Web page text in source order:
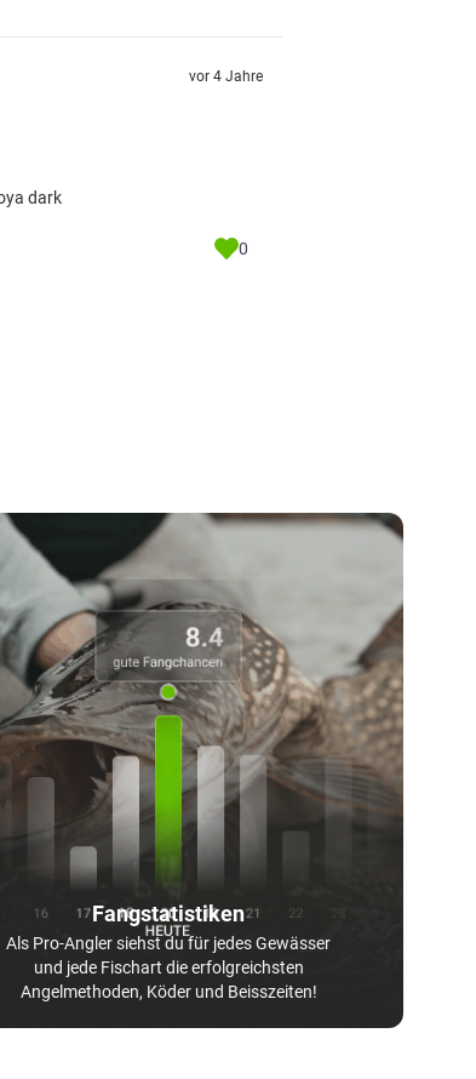
dark
vor 4 Jahre
0
Fangstatistiken
Als Pro-Angler siehst du für jedes Gewässer
und jede Fischart die erfolgreichsten
Angelmethoden, Köder und Beisszeiten!